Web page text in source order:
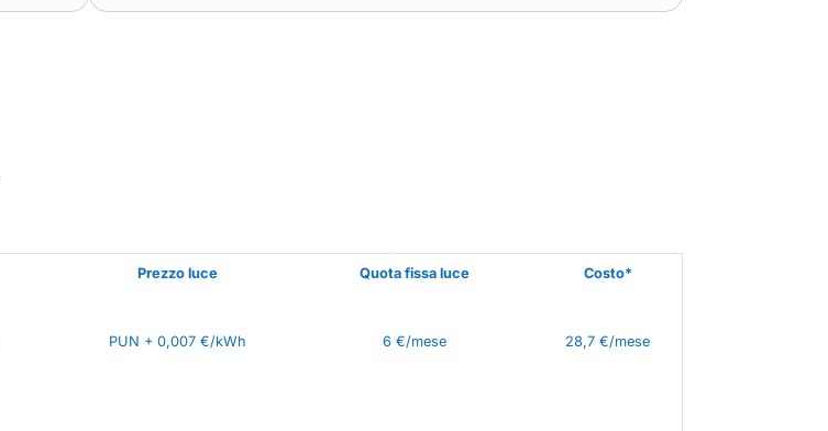
Prezzo luce Quota fissa luce Costo*
PUN + 0,007 €/kWh 6 €/mese 28,7 €/mese